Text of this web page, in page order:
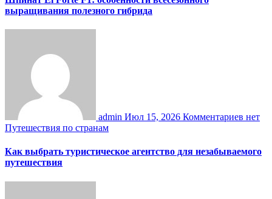
выращивания полезного гибрида
admin Июл 15, 2026 Комментариев нет
Путешествия по странам
Как выбрать туристическое агентство для незабываемого
путешествия